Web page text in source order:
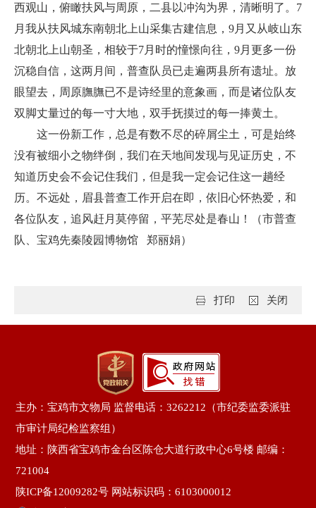
西观山，俯瞰扶风与周原，二县以冲沟为界，清晰明了。7
月我从扶风城东南朝北上山采集古建信息，9月又从岐山东
北朝北上山朝圣，相较于7月时的憧憬向往，9月更多一份
沉稳自信，这两月间，普查队员已走遍两县所有遗址。放
眼望去，周原膴膴已不是诗经里的意象画，而是诸位队友
双脚丈量过的每一寸大地，双手抚摸过的每一捧黄土。
这一份新工作，总是有数不尽的碎屑尘土，可是始终
没有被细小之物绊倒，我们在天地间发现与见证历史，不
知道历史会不会记住我们，但是我一定会记住这一趟经
历。不远处，眉县普查工作开启在即，依旧心怀热爱，和
各位队友，追风赶月莫停留，平芜尽处是春山！（市普查
队、宝鸡先秦陵园博物馆 郑丽娟）
关闭
打印
主办：宝鸡市文物局 监督电话：3262212（市纪委监委派驻
市审计局纪检监察组）
地址：陕西省宝鸡市金台区陈仓大道行政中心6号楼 邮编：
721004
陕ICP备12009282号 网站标识码：6103000012